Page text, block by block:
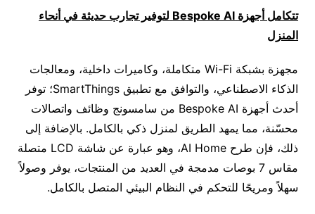
تتكامل أجهزة
لتوفير تجارب حديثة في أنحاء
المنزل
مجهزة بشبكة Wi-Fi متكاملة، وكاميرات داخلية، ومعالجات
الذكاء الاصطناعي، والتوافق مع تطبيق SmartThings؛ توفر
أحدث أجهزة Bespoke AI من سامسونج وظائف واتصالات
محسّنة، مما يمهد الطريق لمنزل ذكي بالكامل. بالإضافة إلى
ذلك، فإن طرح AI Home، وهو عبارة عن شاشة LCD متصلة
مقاس 7 بوصات مدمجة في العديد من المنتجات، يوفر وصولاً
سهلاً ومريحًا للتحكم في النظام البيئي المتصل بالكامل.